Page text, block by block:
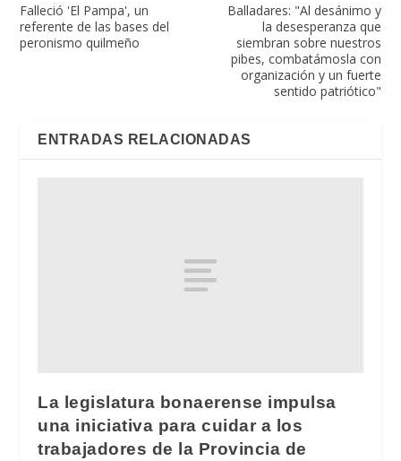
Falleció 'El Pampa', un
referente de las bases del
peronismo quilmeño
Balladares: "Al desánimo y
la desesperanza que
siembran sobre nuestros
pibes, combatámosla con
organización y un fuerte
sentido patriótico"
ENTRADAS RELACIONADAS
La legislatura bonaerense impulsa
una iniciativa para cuidar a los
trabajadores de la Provincia de